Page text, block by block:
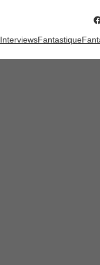
InterviewsFantastique